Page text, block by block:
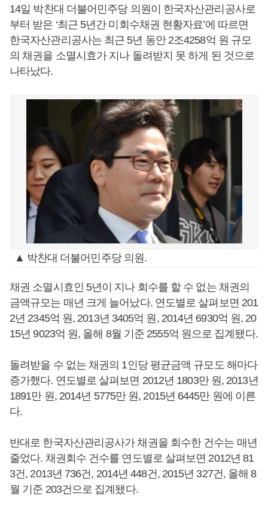
14일 박찬대 더불어민주당 의원이 한국자산관리공사로
부터 받은 ‘최근 5년간 미회수채권 현황자료’에 따르면
한국자산관리공사는 최근 5년 동안 2조4258억 원 규모
의 채권을 소멸시효가 지나 돌려받지 못 하게 된 것으로
나타났다.
▲ 박찬대 더불어민주당 의원.
채권 소멸시효인 5년이 지나 회수를 할 수 없는 채권의
금액규모는 매년 크게 늘어났다. 연도별로 살펴보면 201
2년 2345억 원, 2013년 3405억 원, 2014년 6930억 원, 20
15년 9023억 원, 올해 8월 기준 2555억 원으로 집계됐다.
돌려받을 수 없는 채권의 1인당 평균금액 규모도 해마다
증가했다. 연도별로 살펴보면 2012년 1803만 원, 2013년
1891만 원, 2014년 5775만 원, 2015년 6445만 원에 이른
다.
반대로 한국자산관리공사가 채권을 회수한 건수는 매년
줄었다. 채권회수 건수를 연도별로 살펴보면 2012년 81
3건, 2013년 736건, 2014년 448건, 2015년 327건, 올해 8
월 기준 203건으로 집계됐다.